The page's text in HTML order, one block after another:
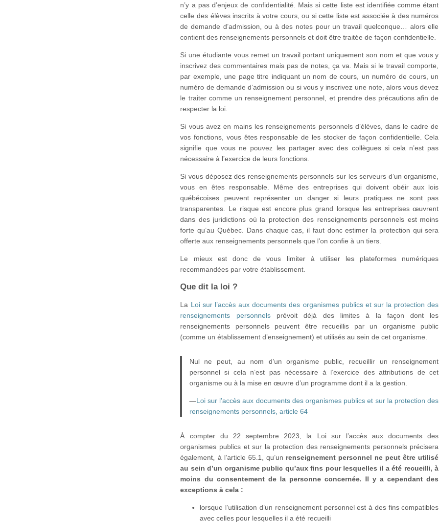
n’y a pas d’enjeux de confidentialité. Mais si cette liste est identifiée comme étant
celle des élèves inscrits à votre cours, ou si cette liste est associée à des numéros
de demande d’admission, ou à des notes pour un travail quelconque… alors elle
contient des renseignements personnels et doit être traitée de façon confidentielle.
Si une étudiante vous remet un travail portant uniquement son nom et que vous y
inscrivez des commentaires mais pas de notes, ça va. Mais si le travail comporte,
par exemple, une page titre indiquant un nom de cours, un numéro de cours, un
numéro de demande d’admission ou si vous y inscrivez une note, alors vous devez
le traiter comme un renseignement personnel, et prendre des précautions afin de
respecter la loi.
Si vous avez en mains les renseignements personnels d’élèves, dans le cadre de
vos fonctions, vous êtes responsable de les stocker de façon confidentielle. Cela
signifie que vous ne pouvez les partager avec des collègues si cela n’est pas
nécessaire à l’exercice de leurs fonctions.
Si vous déposez des renseignements personnels sur les serveurs d’un organisme,
vous en êtes responsable. Même des entreprises qui doivent obéir aux lois
québécoises peuvent représenter un danger si leurs pratiques ne sont pas
transparentes. Le risque est encore plus grand lorsque les entreprises œuvrent
dans des juridictions où la protection des renseignements personnels est moins
forte qu’au Québec. Dans chaque cas, il faut donc estimer la protection qui sera
offerte aux renseignements personnels que l’on confie à un tiers.
Le mieux est donc de vous limiter à utiliser les plateformes numériques
recommandées par votre établissement.
Que dit la loi ?
La Loi sur l’accès aux documents des organismes publics et sur la protection des
renseignements personnelsprévoit déjà des limites à la façon dont les
renseignements personnels peuvent être recueillis par un organisme public
(comme un établissement d’enseignement) et utilisés au sein de cet organisme.
Nul ne peut, au nom d’un organisme public, recueillir un renseignement
personnel si cela n’est pas nécessaire à l’exercice des attributions de cet
organisme ou à la mise en œuvre d’un programme dont il a la gestion.
—Loi sur l’accès aux documents des organismes publics et sur la protection des
renseignements personnels, article 64
À compter du 22 septembre 2023, la Loi sur l’accès aux documents des
organismes publics et sur la protection des renseignements personnels précisera
également, à l’article 65.1, qu’un renseignement personnel ne peut être utilisé
au sein d’un organisme public qu’aux fins pour lesquelles il a été recueilli, à
moins du consentement de la personne concernée. Il y a cependant des
exceptions à cela :
lorsque l’utilisation d’un renseignement personnel est à des fins compatibles
avec celles pour lesquelles il a été recueilli